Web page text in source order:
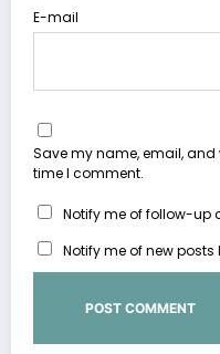
E-mail
Save my name, email, and
time I comment.
Notify me of follow-up
Notify me of new posts